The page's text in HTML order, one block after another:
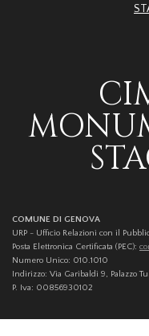
COMUNE DI GENOVA
URP - Ufficio Relazioni con il
Posta Elettronica Certificata (PEC):
Numero Unico: 010.1010
Indirizzo: Via Garibaldi 9, Palazzo
P. Iva: 00856930102